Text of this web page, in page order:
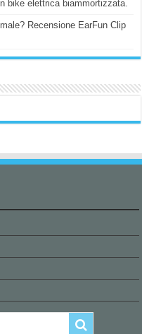
bike elettrica biammortizzata.
Recensione EarFun Clip